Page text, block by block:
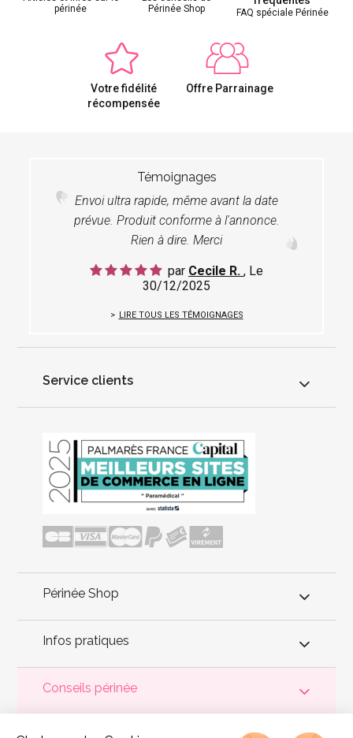
périnée
Périnée Shop
FAQ spéciale Périnée
Votre fidélité
récompensée
Offre Parrainage
Témoignages
Envoi ultra rapide, même avant la date
prévue. Produit conforme à l'annonce.
Rien à dire. Merci
par Cecile R. , Le
30/12/2025
LIRE TOUS LES TÉMOIGNAGES
Service clients
Périnée Shop
Infos pratiques
Conseils périnée
est précieux ! Il est donc primordial d'entretenir,